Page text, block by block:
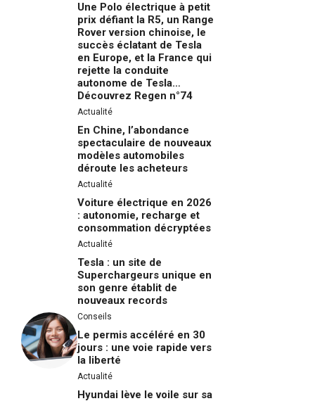
Une Polo électrique à petit
prix défiant la R5, un Range
Rover version chinoise, le
succès éclatant de Tesla
en Europe, et la France qui
rejette la conduite
autonome de Tesla…
Découvrez Regen n°74
Actualité
En Chine, l’abondance
spectaculaire de nouveaux
modèles automobiles
déroute les acheteurs
Actualité
Voiture électrique en 2026
: autonomie, recharge et
consommation décryptées
Actualité
Tesla : un site de
Superchargeurs unique en
son genre établit de
nouveaux records
Conseils
Le permis accéléré en 30
jours : une voie rapide vers
la liberté
Actualité
Hyundai lève le voile sur sa